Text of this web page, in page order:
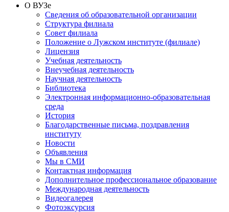
О ВУЗе
Сведения об образовательной организации
Структура филиала
Совет филиала
Положение о Лужском институте (филиале)
Лицензия
Учебная деятельность
Внеучебная деятельность
Научная деятельность
Библиотека
Электронная информационно-образовательная
среда
История
Благодарственные письма, поздравления
институту
Новости
Объявления
Мы в СМИ
Контактная информация
Дополнительное профессиональное образование
Международная деятельность
Видеогалерея
Фотоэксурсия